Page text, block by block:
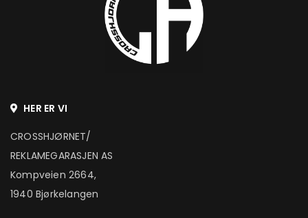
HER ER VI
CROSSHJØRNET/
REKLAMEGARASJEN AS
Kompveien 2664,
1940 Bjørkelangen